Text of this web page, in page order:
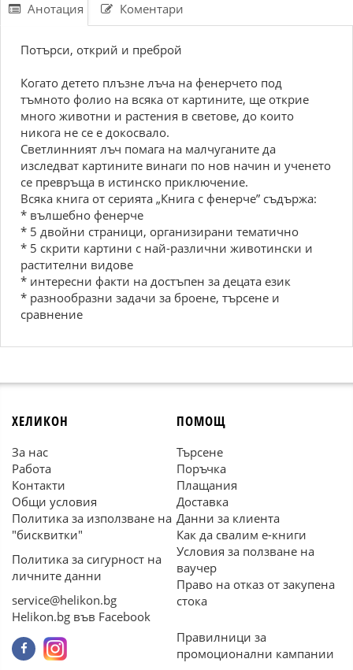
Анотация Коментари
Потърси, открий и преброй
Когато детето плъзне лъча на фенерчето под
тъмното фолио на всяка от картините, ще открие
много животни и растения в светове, до които
никога не се е докосвало.
Светлинният лъч помага на малчуганите да
изследват картините винаги по нов начин и ученето
се превръща в истинско приключение.
Всяка книга от серията „Книга с фенерче” съдържа:
* вълшебно фенерче
* 5 двойни страници, организирани тематично
* 5 скрити картини с най-различни животински и
растителни видове
* интересни факти на достъпен за децата език
* разнообразни задачи за броене, търсене и
сравнение
ХЕЛИКОН
За нас
Работа
Контакти
Общи условия
Политика за използване на
"бисквитки"
Политика за сигурност на
личните данни
service@helikon.bg
Helikon.bg във Facebook
ПОМОЩ
Търсене
Поръчка
Плащания
Доставка
Данни за клиента
Как да свалим е-книги
Условия за ползване на
ваучер
Право на отказ от закупена
стока
Правилници за
промоционални кампании